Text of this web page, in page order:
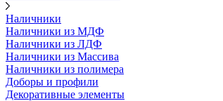
Наличники
Наличники из МДФ
Наличники из ЛДФ
Наличники из Массива
Наличники из полимера
Доборы и профили
Декоративные элементы